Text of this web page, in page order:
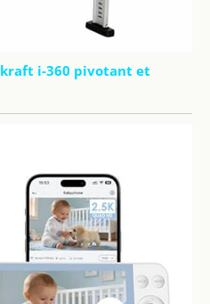
i-360 pivotant et